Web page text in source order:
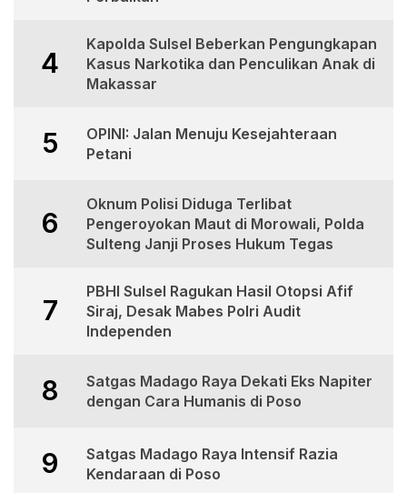
4
Kapolda Sulsel Beberkan Pengungkapan
Kasus Narkotika dan Penculikan Anak di
Makassar
5
OPINI: Jalan Menuju Kesejahteraan
Petani
6
Oknum Polisi Diduga Terlibat
Pengeroyokan Maut di Morowali, Polda
Sulteng Janji Proses Hukum Tegas
7
PBHI Sulsel Ragukan Hasil Otopsi Afif
Siraj, Desak Mabes Polri Audit
Independen
8
Satgas Madago Raya Dekati Eks Napiter
dengan Cara Humanis di Poso
9
Satgas Madago Raya Intensif Razia
Kendaraan di Poso